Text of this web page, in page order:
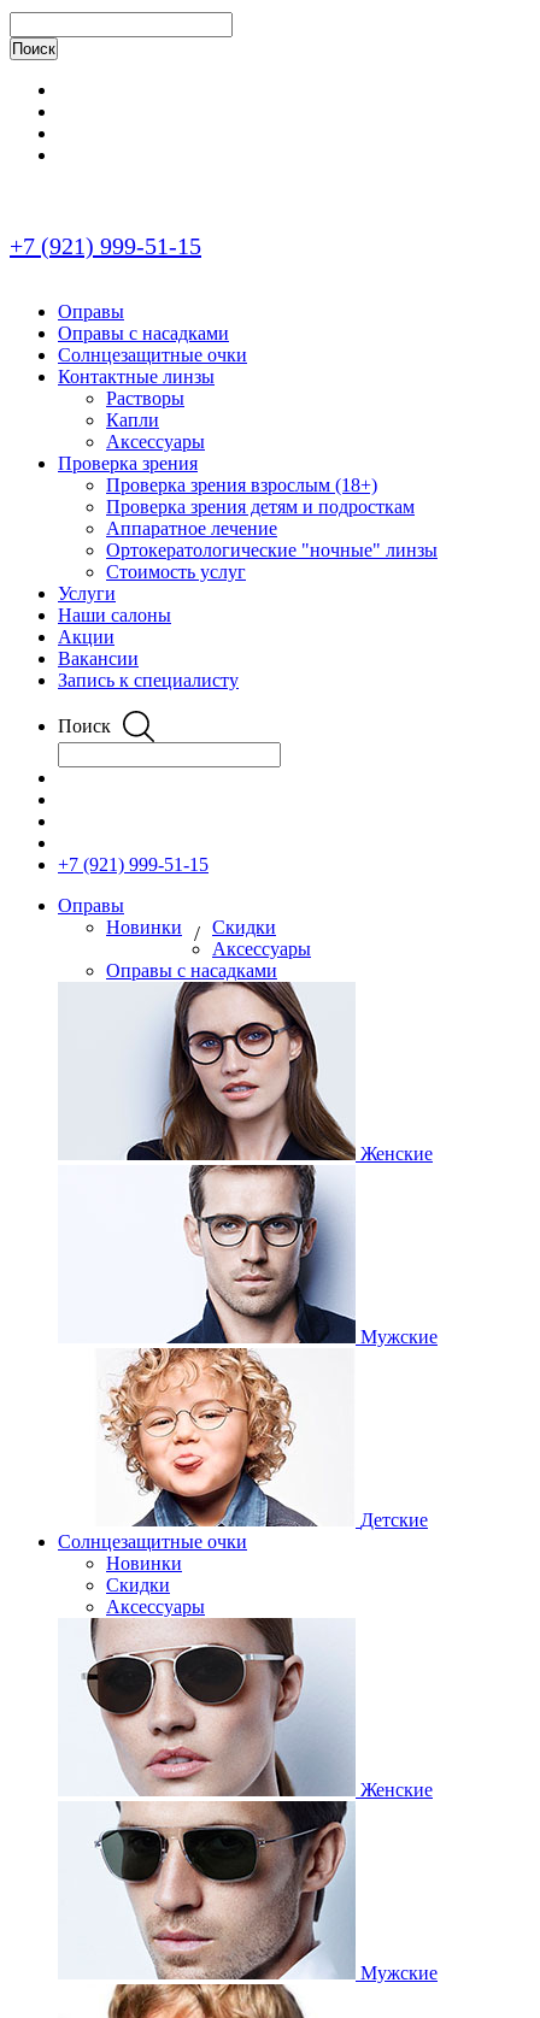
+7 (921) 999-51-15
Оправы
Оправы с насадками
Солнцезащитные очки
Контактные линзы
Растворы
Капли
Аксессуары
Проверка зрения
Проверка зрения взрослым (18+)
Проверка зрения детям и подросткам
Аппаратное лечение
Ортокератологические "ночные" линзы
Стоимость услуг
Услуги
Наши салоны
Акции
Вакансии
Запись к специалисту
Поиск
+7 (921) 999-51-15
Оправы
Новинки
/ Скидки
Аксессуары
Оправы с насадками
Женские
Мужские
Детские
Солнцезащитные очки
Новинки
Скидки
Аксессуары
Женские
Мужские